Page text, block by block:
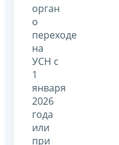
орган
о
переходе
на
УСН с
1
января
2026
года
или
при